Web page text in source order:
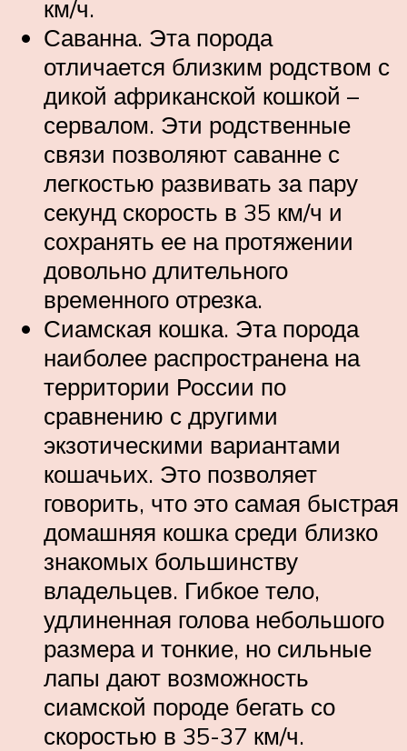
км/ч.
Саванна. Эта порода
отличается близким родством с
дикой африканской кошкой –
сервалом. Эти родственные
связи позволяют саванне с
легкостью развивать за пару
секунд скорость в 35 км/ч и
сохранять ее на протяжении
довольно длительного
временного отрезка.
Сиамская кошка. Эта порода
наиболее распространена на
территории России по
сравнению с другими
экзотическими вариантами
кошачьих. Это позволяет
говорить, что это самая быстрая
домашняя кошка среди близко
знакомых большинству
владельцев. Гибкое тело,
удлиненная голова небольшого
размера и тонкие, но сильные
лапы дают возможность
сиамской породе бегать со
скоростью в 35-37 км/ч.